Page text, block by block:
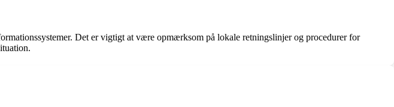
Det er vigtigt at være opmærksom på lokale retningslinjer og procedurer for